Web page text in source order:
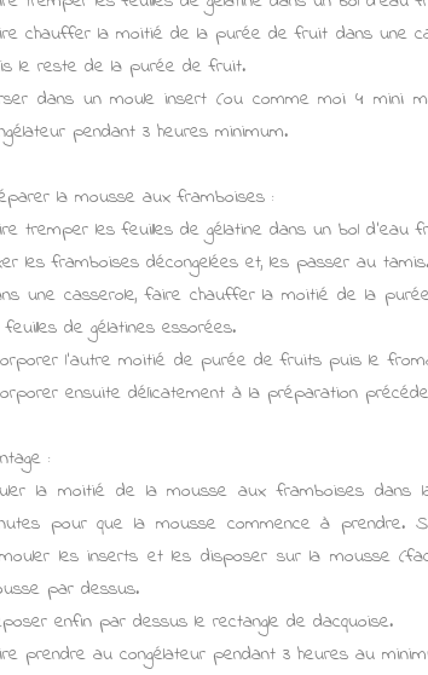
chauffer la moitié de la purée de fruit dans une
le reste de la purée de fruit.
dans un moule insert (ou comme moi 4 mini
pendant 3 heures minimum.
la mousse aux framboises :
tremper les feuilles de gélatine dans un bol d'eau
les framboises décongelées et, les passer au
une casserole, faire chauffer la moitié de la
feuilles de gélatines essorées.
l'autre moitié de purée de fruits puis le
ensuite délicatement à la préparation
:
la moitié de la mousse aux framboises dans
pour que la mousse commence à prendre.
les inserts et les disposer sur la mousse
par dessus.
enfin par dessus le rectangle de dacquoise.
prendre au congélateur pendant 3 heures au